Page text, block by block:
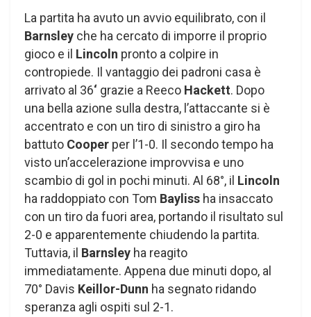
La partita ha avuto un avvio equilibrato, con il
Barnsley che ha cercato di imporre il proprio
gioco e il Lincoln pronto a colpire in
contropiede. Il vantaggio dei padroni casa è
arrivato al 36‘ grazie a Reeco Hackett. Dopo
una bella azione sulla destra, l’attaccante si è
accentrato e con un tiro di sinistro a giro ha
battuto Cooper per l’1-0. Il secondo tempo ha
visto un’accelerazione improvvisa e uno
scambio di gol in pochi minuti. Al 68°, il Lincoln
ha raddoppiato con Tom Bayliss ha insaccato
con un tiro da fuori area, portando il risultato sul
2-0 e apparentemente chiudendo la partita.
Tuttavia, il Barnsley ha reagito
immediatamente. Appena due minuti dopo, al
70° Davis Keillor-Dunn ha segnato ridando
speranza agli ospiti sul 2-1.